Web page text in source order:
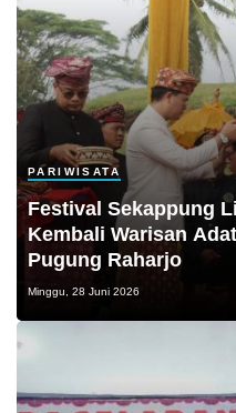
PARIWISATA
Festival Sekappung
Kembali Warisan
Pugung Raharjo
Minggu, 28 Juni 2026